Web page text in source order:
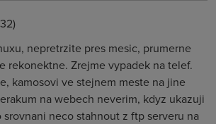
nepretrzite pres mesic, prumerne
rekonektne. Zrejme vypadek na telef.
kamosovi ve stejnem meste na jine
na webech neverim, kdyz ukazuji
srovnani neco stahnout z ftp serveru na